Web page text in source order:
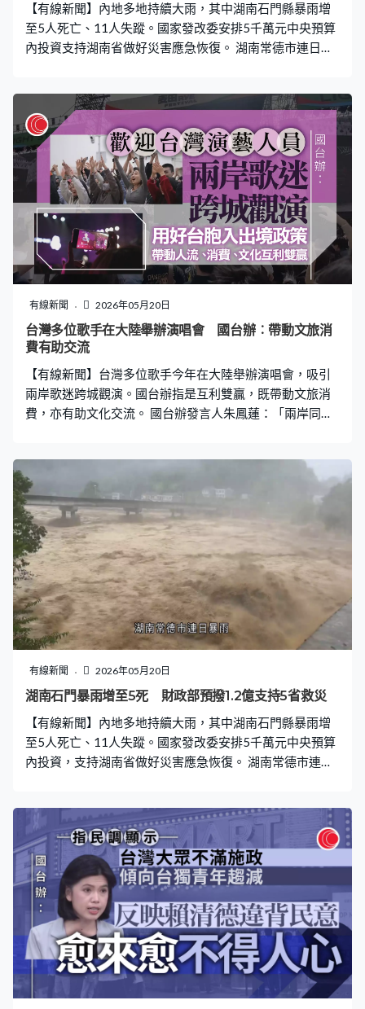
【有線新聞】內地多地持續大雨，其中湖南石門縣暴雨增
至5人死亡、11人失蹤。國家發改委安排5千萬元中央預算
內投資支持湖南省做好災害應急恢復。 湖南常德市連日暴
者，以及執行災情空中偵察、應急物資投送等任務。 石門
縣23個鄉鎮，過去幾日不同程度受災，多處道路和通訊一
度中斷，受災人數超過10.3萬人。氣象部門預計暴雨天氣
持續影響廣東和廣西一帶，直至周五雨勢減弱。 財政部和
應急管理部預撥1.2億元人民幣支持湖北、湖南、廣西、重
慶、貴州開展搶險救災和群眾救助工作。
有線新聞 2026年05月20日
台灣多位歌手在大陸舉辦演唱會 國台辦︰帶動文旅消
費有助交流
【有線新聞】台灣多位歌手今年在大陸舉辦演唱會，吸引
兩岸歌迷跨城觀演。國台辦指是互利雙贏，既帶動文旅消
費，亦有助文化交流。 國台辦發言人朱鳳蓮：「兩岸同根
遊等領域交流合作，樂見更多有溫度、有人氣的兩岸文化
交流活動，帶動人流、消費流、文化流雙向流動。我們歡
迎台灣演藝人員來大陸舉辦演唱會或參加各類文化演出活
動；也歡迎島內歌迷朋友用好愈來愈便利的台胞入出境政
策，來大陸各地觀看各類文化演出活動，體驗精彩文旅生
活。」
有線新聞 2026年05月20日
湖南石門暴雨增至5死 財政部預撥1.2億支持5省救災
【有線新聞】內地多地持續大雨，其中湖南石門縣暴雨增
至5人死亡、11人失蹤。國家發改委安排5千萬元中央預算
內投資，支持湖南省做好災害應急恢復。 湖南常德市連日
困，其中麻江縣有3人死亡，逾千人要轉移安置。氣象部門
預計未來兩日暴雨會影響廣東和廣西一帶，到周五雨勢減
弱。 財政部和應急管理部預撥1.2億元人民幣，支持湖北、
湖南、廣西、重慶、貴州開展搶險救災和群眾救助工作。